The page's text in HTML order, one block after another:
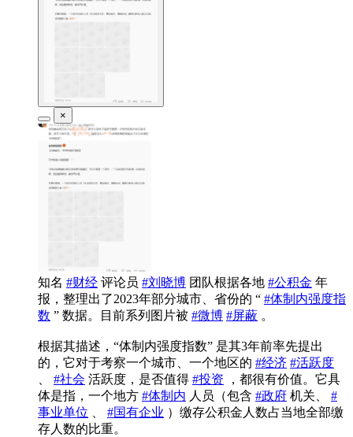
×
知名 #财经 评论员 #刘晓博 团队根据各地 #公积金 年
报，整理出了2023年部分城市、省份的 “ #体制内强度指
数 ” 数据。目前系列图片被 #微博 #屏蔽 。
根据其描述，“体制内强度指数” 是其3年前率先提出
的，它对于考察一个城市、一个地区的 #经济 #活跃度
#社会 活跃度，是否值得 #投资 ，都很有价值。它具
体是指，一个地方 #体制内 人员（包含 #政府 机关、 #
事业单位
#国有企业 ）缴存公积金人数占当地全部缴
存人数的比重。